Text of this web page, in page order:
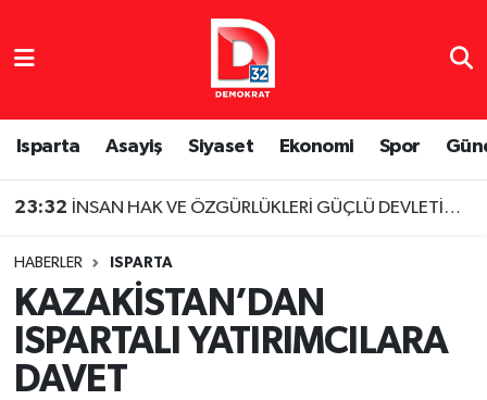
Isparta Asayiş Siyaset Ekonomi Spor
23:32 İNSAN HAK VE ÖZGÜRLÜKLERİ GÜÇLÜ DEVLETİN TEMELİDİR
HABERLER ISPARTA
KAZAKİSTAN’DAN
ISPARTALI YATIRIMCILARA
DAVET
Isparta Nöbetçi Eczaneler
Isparta Hava Durumu
Isparta Namaz Vakitleri
Süper Lig Puan Durumu ve Fikstür
Tüm Manşetler